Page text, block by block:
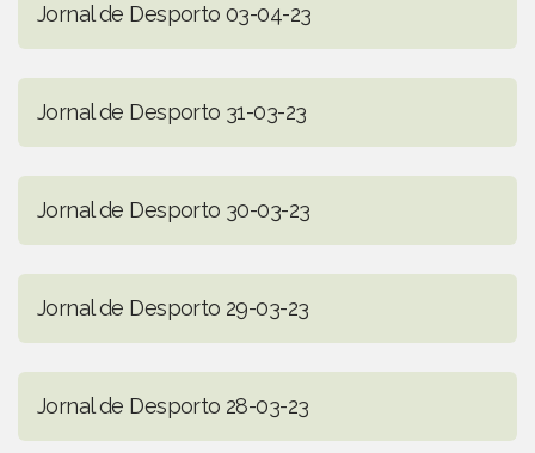
Jornal de Desporto 03-04-23
Jornal de Desporto 31-03-23
Jornal de Desporto 30-03-23
Jornal de Desporto 29-03-23
Jornal de Desporto 28-03-23